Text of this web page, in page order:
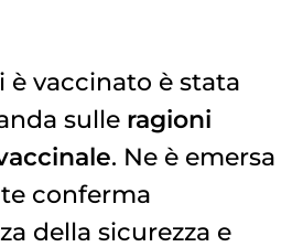
è vaccinato è stata
sulle ragioni
. Ne è emersa
conferma
della sicurezza e